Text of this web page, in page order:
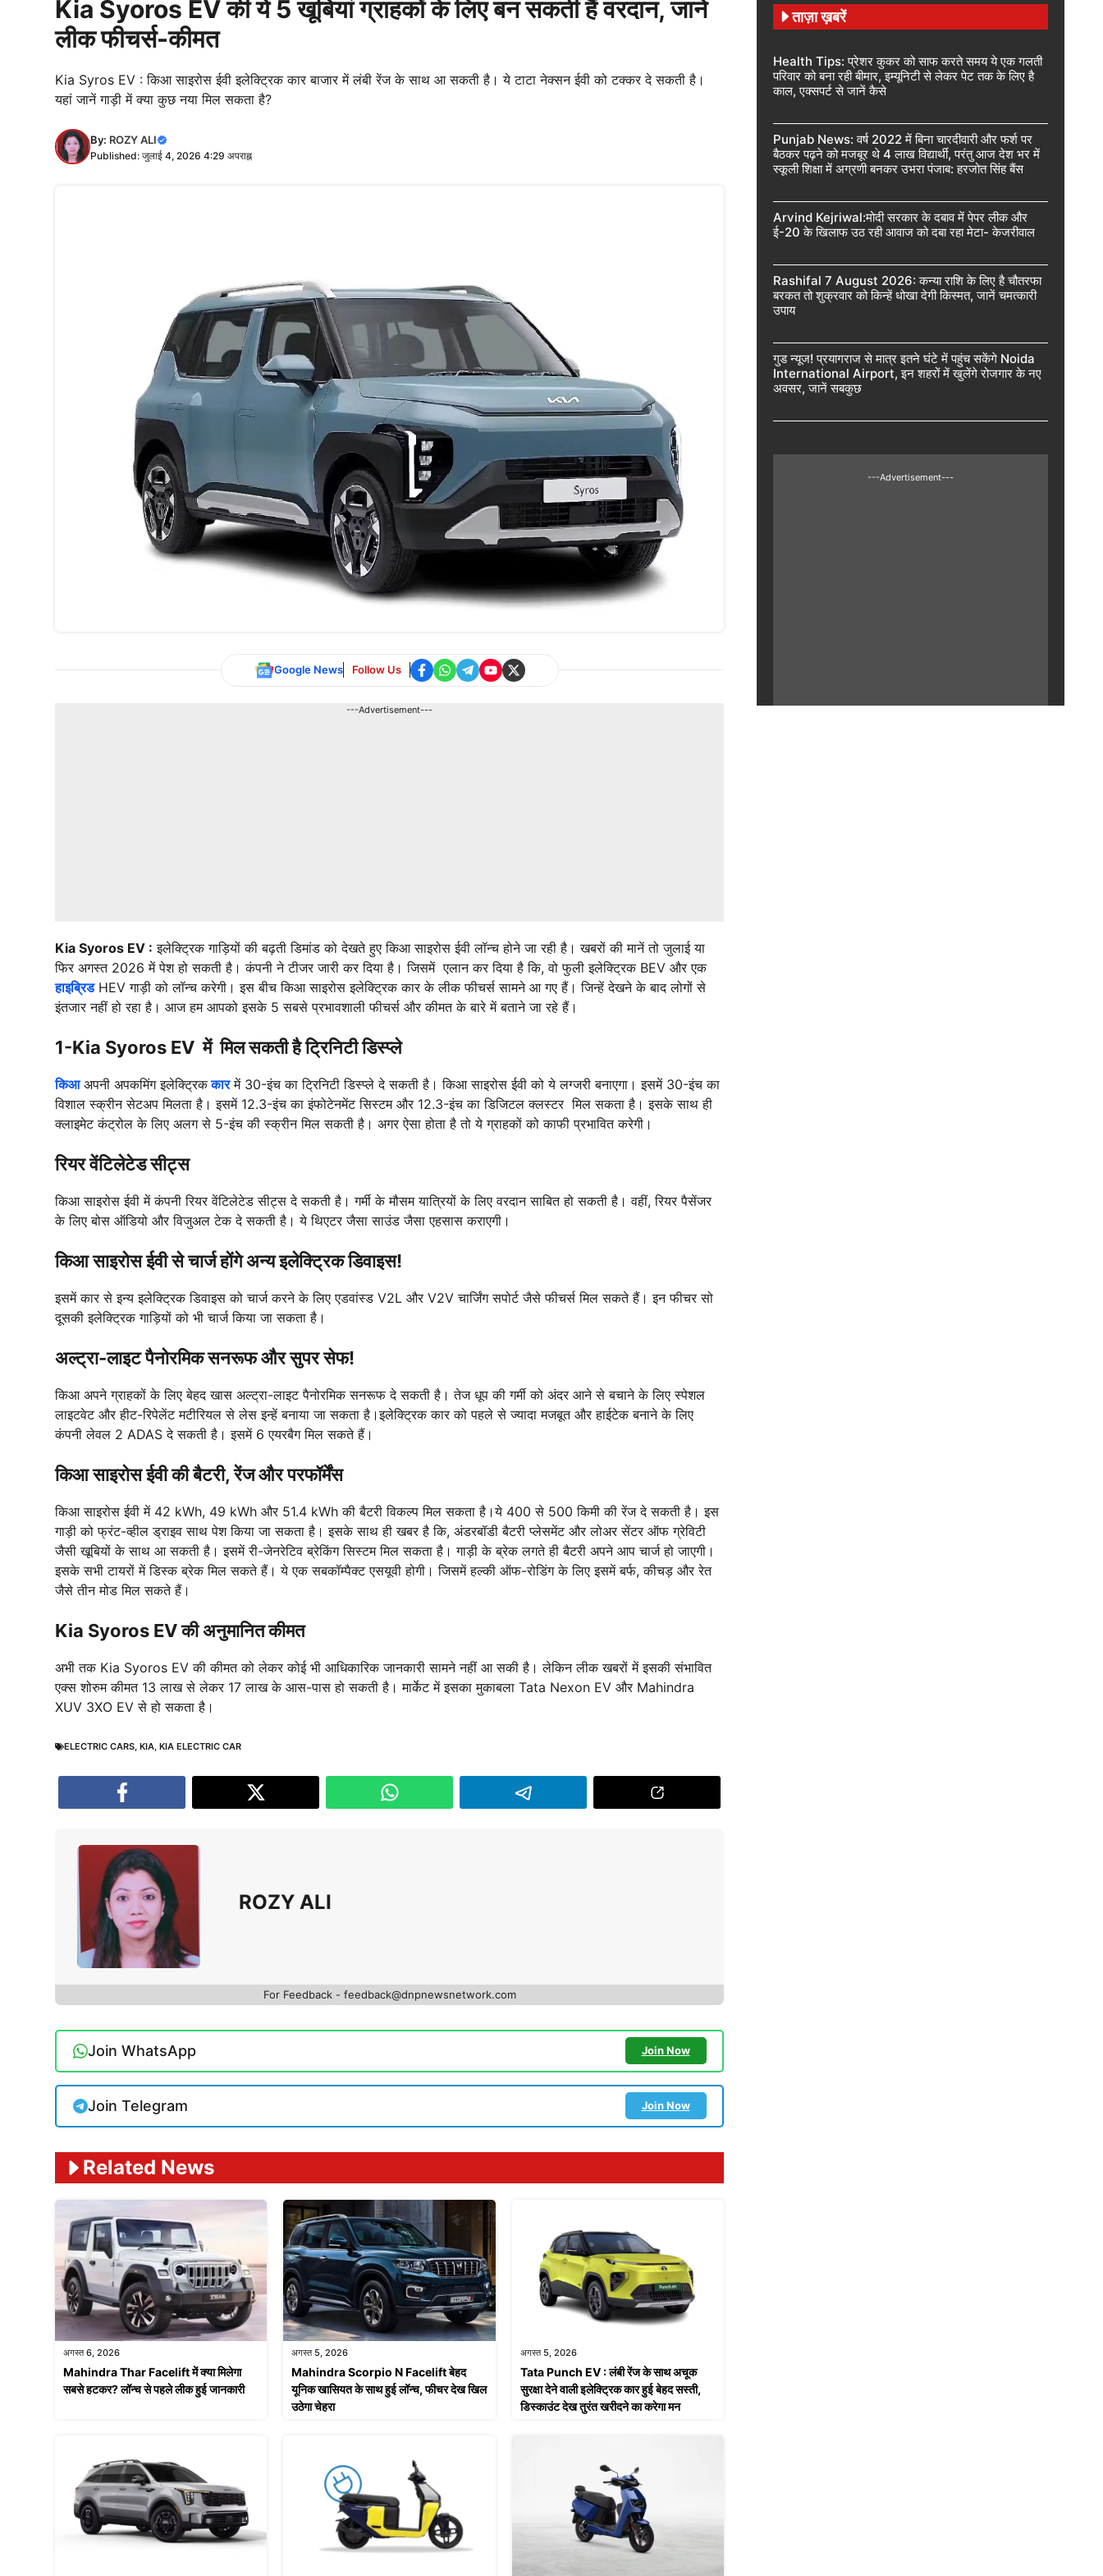
Kia Syoros EV की ये 5 खूबियां ग्राहकों के लिए बन सकती हैं वरदान, जानें
लीक फीचर्स-कीमत
Kia Syros EV : किआ साइरोस ईवी इलेक्ट्रिक कार बाजार में लंबी रेंज के साथ आ सकती है। ये टाटा नेक्सन ईवी को टक्कर दे सकती है।
यहां जानें गाड़ी में क्या कुछ नया मिल सकता है?
By: ROZY ALI
Published: जुलाई 4, 2026 4:29 अपराह्न
Google News Follow Us
---Advertisement---
Kia Syoros EV : इलेक्ट्रिक गाड़ियों की बढ़ती डिमांड को देखते हुए किआ साइरोस ईवी लॉन्च होने जा रही है। खबरों की मानें तो जुलाई या
फिर अगस्त 2026 में पेश हो सकती है। कंपनी ने टीजर जारी कर दिया है। जिसमें एलान कर दिया है कि, वो फुली इलेक्ट्रिक BEV और एक
हाइब्रिडHEV गाड़ी को लॉन्च करेगी। इस बीच किआ साइरोस इलेक्ट्रिक कार के लीक फीचर्स सामने आ गए हैं। जिन्हें देखने के बाद लोगों से
इंतजार नहीं हो रहा है। आज हम आपको इसके 5 सबसे प्रभावशाली फीचर्स और कीमत के बारे में बताने जा रहे हैं।
1-Kia Syoros EV में मिल सकती है ट्रिनिटी डिस्प्ले
किआअपनी अपकमिंग इलेक्ट्रिककारमें 30-इंच का ट्रिनिटी डिस्प्ले दे सकती है। किआ साइरोस ईवी को ये लग्जरी बनाएगा। इसमें 30-इंच का
विशाल स्क्रीन सेटअप मिलता है। इसमें 12.3-इंच का इंफोटेनमेंट सिस्टम और 12.3-इंच का डिजिटल क्लस्टर मिल सकता है। इसके साथ ही
क्लाइमेट कंट्रोल के लिए अलग से 5-इंच की स्क्रीन मिल सकती है। अगर ऐसा होता है तो ये ग्राहकों को काफी प्रभावित करेगी।
रियर वेंटिलेटेड सीट्स
किआ साइरोस ईवी में कंपनी रियर वेंटिलेटेड सीट्स दे सकती है। गर्मी के मौसम यात्रियों के लिए वरदान साबित हो सकती है। वहीं, रियर पैसेंजर
के लिए बोस ऑडियो और विजुअल टेक दे सकती है। ये थिएटर जैसा साउंड जैसा एहसास कराएगी।
किआ साइरोस ईवी से चार्ज होंगे अन्य इलेक्ट्रिक डिवाइस!
इसमें कार से इन्य इलेक्ट्रिक डिवाइस को चार्ज करने के लिए एडवांस्ड V2L और V2V चार्जिंग सपोर्ट जैसे फीचर्स मिल सकते हैं। इन फीचर सो
दूसकी इलेक्ट्रिक गाड़ियों को भी चार्ज किया जा सकता है।
अल्ट्रा-लाइट पैनोरमिक सनरूफ और सुपर सेफ!
किआ अपने ग्राहकों के लिए बेहद खास अल्ट्रा-लाइट पैनोरमिक सनरूफ दे सकती है। तेज धूप की गर्मी को अंदर आने से बचाने के लिए स्पेशल
लाइटवेट और हीट-रिपेलेंट मटीरियल से लेस इन्हें बनाया जा सकता है।इलेक्ट्रिक कार को पहले से ज्यादा मजबूत और हाईटेक बनाने के लिए
कंपनी लेवल 2 ADAS दे सकती है। इसमें 6 एयरबैग मिल सकते हैं।
किआ साइरोस ईवी की बैटरी, रेंज और परफॉर्मेंस
किआ साइरोस ईवी में 42 kWh, 49 kWh और 51.4 kWh की बैटरी विकल्प मिल सकता है।ये 400 से 500 किमी की रेंज दे सकती है। इस
गाड़ी को फ्रंट-व्हील ड्राइव साथ पेश किया जा सकता है। इसके साथ ही खबर है कि, अंडरबॉडी बैटरी प्लेसमेंट और लोअर सेंटर ऑफ ग्रेविटी
जैसी खूबियों के साथ आ सकती है। इसमें री-जेनरेटिव ब्रेकिंग सिस्टम मिल सकता है। गाड़ी के ब्रेक लगते ही बैटरी अपने आप चार्ज हो जाएगी।
इसके सभी टायरों में डिस्क ब्रेक मिल सकते हैं। ये एक सबकॉम्पैक्ट एसयूवी होगी। जिसमें हल्की ऑफ-रोडिंग के लिए इसमें बर्फ, कीचड़ और रेत
जैसे तीन मोड मिल सकते हैं।
Kia Syoros EV की अनुमानित कीमत
अभी तक Kia Syoros EV की कीमत को लेकर कोई भी आधिकारिक जानकारी सामने नहीं आ सकी है। लेकिन लीक खबरों में इसकी संभावित
एक्स शोरुम कीमत 13 लाख से लेकर 17 लाख के आस-पास हो सकती है। मार्केट में इसका मुकाबला Tata Nexon EV और Mahindra
XUV 3XO EV से हो सकता है।
ELECTRIC CARS, KIA, KIA ELECTRIC CAR
ROZY ALI
For Feedback - feedback@dnpnewsnetwork.com
Join WhatsApp Join Now
Join Telegram Join Now
Related News
अगस्त 6, 2026
Mahindra Thar Facelift में क्या मिलेगा
सबसे हटकर? लॉन्च से पहले लीक हुई जानकारी
अगस्त 5, 2026
Mahindra Scorpio N Facelift बेहद
यूनिक खासियत के साथ हुई लॉन्च, फीचर देख खिल
उठेगा चेहरा
अगस्त 5, 2026
Tata Punch EV : लंबी रेंज के साथ अचूक
सुरक्षा देने वाली इलेक्ट्रिक कार हुई बेहद सस्ती,
डिस्काउंट देख तुरंत खरीदने का करेगा मन
ताज़ा ख़बरें
Health Tips: प्रेशर कुकर को साफ करते समय ये एक गलती
परिवार को बना रही बीमार, इम्यूनिटी से लेकर पेट तक के लिए है
काल, एक्सपर्ट से जानें कैसे
Punjab News: वर्ष 2022 में बिना चारदीवारी और फर्श पर
बैठकर पढ़ने को मजबूर थे 4 लाख विद्यार्थी, परंतु आज देश भर में
स्कूली शिक्षा में अग्रणी बनकर उभरा पंजाब: हरजोत सिंह बैंस
Arvind Kejriwal:मोदी सरकार के दबाव में पेपर लीक और
ई-20 के खिलाफ उठ रही आवाज को दबा रहा मेटा- केजरीवाल
Rashifal 7 August 2026: कन्या राशि के लिए है चौतरफा
बरकत तो शुक्रवार को किन्हें धोखा देगी किस्मत, जानें चमत्कारी
उपाय
गुड न्यूज! प्रयागराज से मात्र इतने घंटे में पहुंच सकेंगे Noida
International Airport, इन शहरों में खुलेंगे रोजगार के नए
अवसर, जानें सबकुछ
---Advertisement---